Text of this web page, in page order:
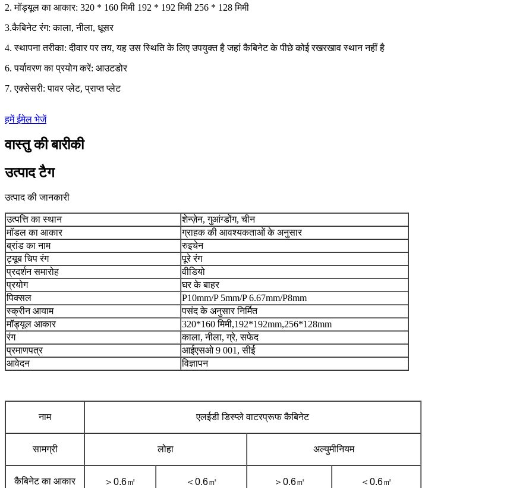
2. मॉड्यूल का आकार: 320 * 160 मिमी 192 * 192 मिमी 256 * 128 मिमी
3.कैबिनेट रंग: काला, नीला, धूसर
4. स्थापना तरीका: दीवार पर तय, यह उस स्थिति के लिए उपयुक्त है जहां कैबिनेट के पीछे कोई रखरखाव स्थान नहीं है
6. पर्यावरण का प्रयोग करें: आउटडोर
7. एक्सेसरी: पावर प्लेट, प्राप्त प्लेट
हमें ईमेल भेजें
वास्तु की बारीकी
उत्पाद टैग
उत्पाद की जानकारी
उत्पत्ति का स्थान
शेन्ज़ेन, गुआंग्डोंग, चीन
मॉडल का आकार
ग्राहक की आवश्यकताओं के अनुसार
ब्रांड का नाम
रुइचेन
ट्यूब चिप रंग
पूरे रंग
प्रदर्शन समारोह
वीडियो
प्रयोग
घर के बाहर
पिक्सल
P10mm/P 5mm/P 6.67mm/P8mm
स्क्रीन आयाम
पसंद के अनुसार निर्मित
मॉड्यूल आकार
320*160 मिमी,192*192mm,256*128mm
रंग
काला, नीला, ग्रे, सफेद
प्रमाणपत्र
आईएसओ 9 001, सीई
आवेदन
विज्ञापन
नाम एलईडी डिस्प्ले वाटरप्रूफ कैबिनेट
सामग्री लोहा अल्युमीनियम
कैबिनेट का आकार ＞ 0.6㎡ ＜ 0.6㎡ ＞ 0.6㎡ ＜ 0.6㎡